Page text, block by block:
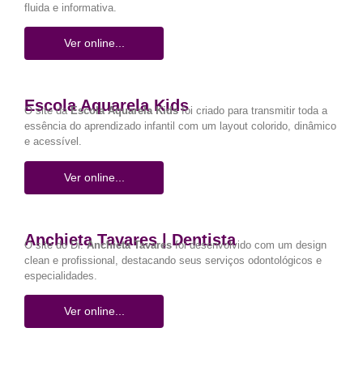
fluida e informativa.
Ver online...
Escola Aquarela Kids
O site daEscola Aquarela Kidsfoi criado para transmitir toda a
essência do aprendizado infantil com um layout colorido, dinâmico
e acessível.
Ver online...
Anchieta Tavares | Dentista
O site do Dr.Anchieta Tavaresfoi desenvolvido com um design
clean e profissional, destacando seus serviços odontológicos e
especialidades.
Ver online...